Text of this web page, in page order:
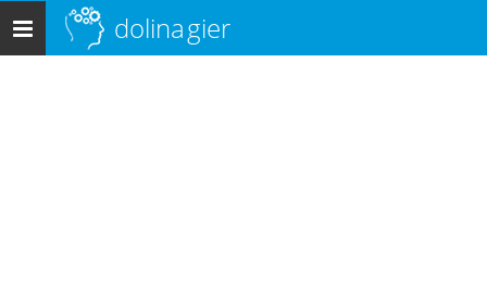
Menu
główne
dolinagier